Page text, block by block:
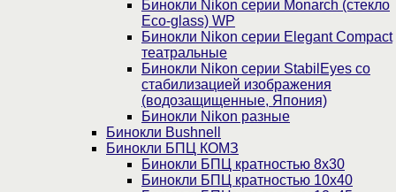
Бинокли Nikon серии Monarch (стекло
Eco-glass) WP
Бинокли Nikon серии Elegant Compact
театральные
Бинокли Nikon серии StabilEyes со
стабилизацией изображения
(водозащищенные, Япония)
Бинокли Nikon разные
Бинокли Bushnell
Бинокли БПЦ КОМЗ
Бинокли БПЦ кратностью 8х30
Бинокли БПЦ кратностью 10х40